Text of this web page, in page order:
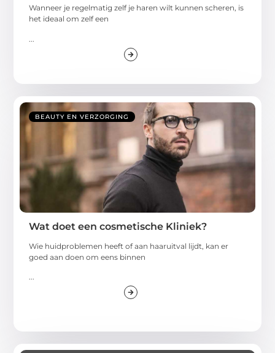
Wanneer je regelmatig zelf je haren wilt kunnen scheren, is
het ideaal om zelf een
BEAUTY EN VERZORGING
Wat doet een cosmetische Kliniek?
Wie huidproblemen heeft of aan haaruitval lijdt, kan er
goed aan doen om eens binnen
...